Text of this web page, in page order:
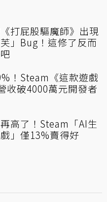
打屁股驅魔師》出現
芙」Bug！這修了反而
！Steam《這款遊戲
收破4000萬元開發者
高了！Steam「AI生
」僅13%賣得好